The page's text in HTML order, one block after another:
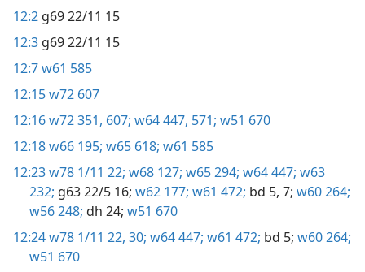
12:2 g69 22/11 15
12:3 g69 22/11 15
12:7w61 585
12:15w72 607
12:16w72 351, 607; w64 447, 571; w51 670
12:18w66 195; w65 618; w61 585
12:23w78 1/11 22; w68 127; w65 294; w64 447; w63
232; g63 22/5 16; w62 177; w61 472; bd 5, 7; w60 264;
w56 248; dh 24; w51 670
12:24w78 1/11 22, 30; w64 447; w61 472; bd 5; w60 264;
w51 670